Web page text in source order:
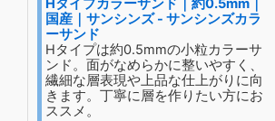
Hタイプカラーサンド｜約0.5mm｜
国産｜サンシンズ - サンシンズカラ
ーサンド
Hタイプは約0.5mmの小粒カラーサ
ンド。面がなめらかに整いやすく、
繊細な層表現や上品な仕上がりに向
きます。丁寧に層を作りたい方にお
ススメ。